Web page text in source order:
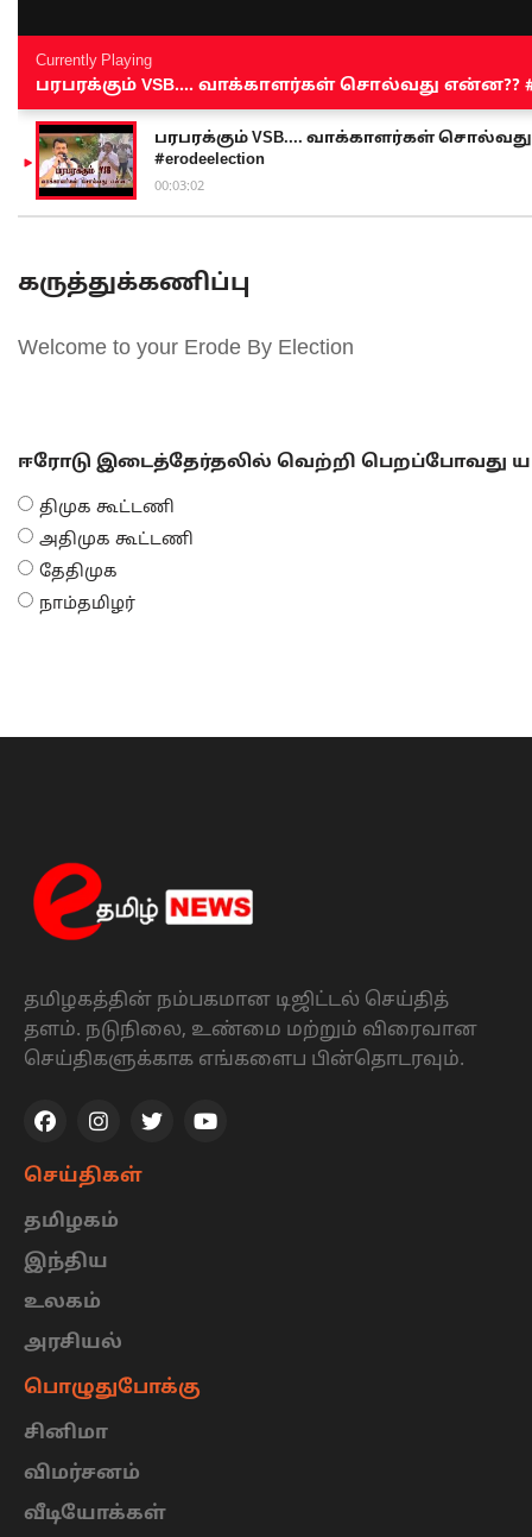
Currently Playing
பரபரக்கும் VSB.... வாக்காளர்கள் சொல்வது என்ன??
பரபரக்கும் VSB.... வாக்காளர்கள் சொல்வது
#erodeelection
00:03:02
கருத்துக்கணிப்பு
Welcome to your Erode By Election
ஈரோடு இடைத்தேர்தலில் வெற்றி பெறப்போவது
திமுக கூட்டணி
அதிமுக கூட்டணி
தேதிமுக
நாம்தமிழர்
தமிழகத்தின் நம்பகமான டிஜிட்டல் செய்தித்
தளம். நடுநிலை, உண்மை மற்றும் விரைவான
செய்திகளுக்காக எங்களைப பின்தொடரவும்.
செய்திகள்
தமிழகம்
இந்திய
உலகம்
அரசியல்
பொழுதுபோக்கு
சினிமா
விமர்சனம்
வீடியோக்கள்